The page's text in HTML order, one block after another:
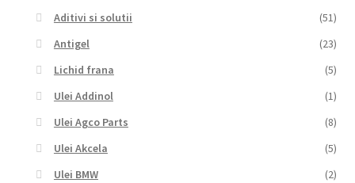
Aditivi si solutii
(51)
Antigel
(23)
Lichid frana
(5)
Ulei Addinol
(1)
Ulei Agco Parts
(8)
Ulei Akcela
(5)
Ulei BMW
(2)